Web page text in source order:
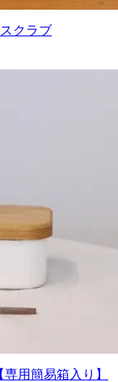
クラブ
用簡易箱入り】